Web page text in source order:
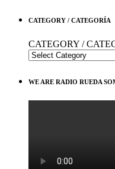
CATEGORY / CATEGORÍA
CATEGORY /
WE ARE RADIO RUEDA